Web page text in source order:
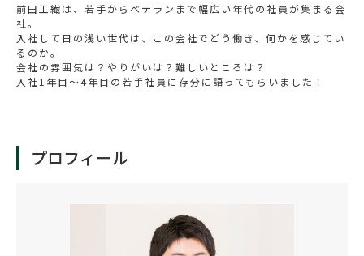
前田工繊は、若手からベテランまで幅広い年代の社員が集まる会
社。
入社して日の浅い世代は、この会社でどう働き、何かを感じてい
るのか。
会社の雰囲気は？やりがいは？難しいところは？
入社1年目～4年目の若手社員に存分に語ってもらいました！
プロフィール